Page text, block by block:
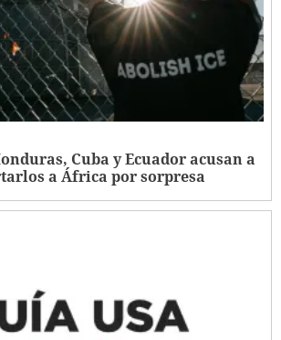
Cuba y Ecuador acusan a
a África por sorpresa